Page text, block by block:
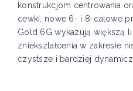
konstrukcjom centrowania
cewki, nowe 6- i 8-calowe
Gold 6G wykazują większą
zniekształcenia w zakresie
czystsze i bardziej